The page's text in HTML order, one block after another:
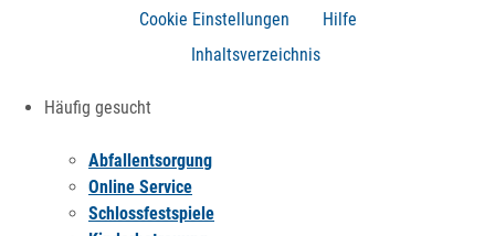
Cookie Einstellungen
Hilfe
Inhaltsverzeichnis
Häufig gesucht
Abfallentsorgung
Online Service
Schlossfestspiele